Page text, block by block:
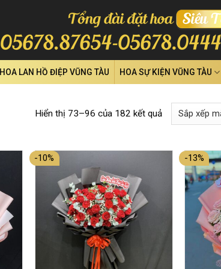
HOA LAN HỒ ĐIỆP VŨNG TÀU HOA SỰ KIỆN VŨNG TÀU
Hiển thị 73–96 của 182 kết quả
-10% -13%